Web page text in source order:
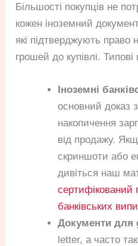
Більшості покупців не
кожен іноземний
які підтверджують
грошей до купівлі. Типові
Іноземні
основний доказ
накопичення
від продажу.
скриншоти або
дивіться наш
сертифікований
банківських
Документи для
letter, а часто